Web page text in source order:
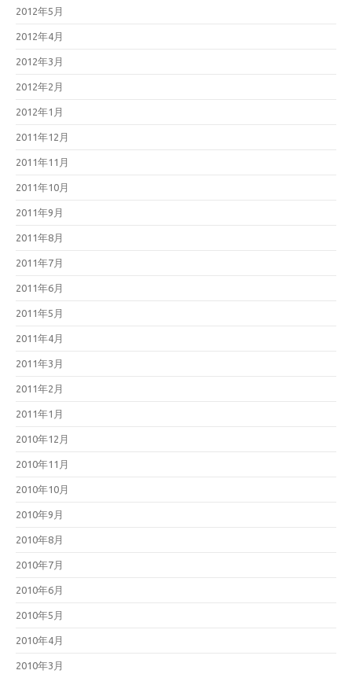
2012年5月
2012年4月
2012年3月
2012年2月
2012年1月
2011年12月
2011年11月
2011年10月
2011年9月
2011年8月
2011年7月
2011年6月
2011年5月
2011年4月
2011年3月
2011年2月
2011年1月
2010年12月
2010年11月
2010年10月
2010年9月
2010年8月
2010年7月
2010年6月
2010年5月
2010年4月
2010年3月